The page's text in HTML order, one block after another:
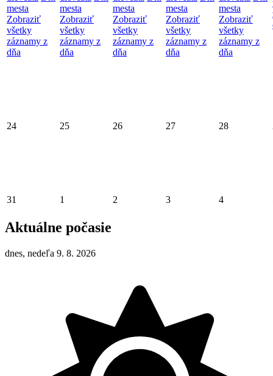
mesta
Zobraziť
všetky
záznamy z
dňa
mesta
Zobraziť
všetky
záznamy z
dňa
mesta
Zobraziť
všetky
záznamy z
dňa
mesta
Zobraziť
všetky
záznamy z
dňa
mesta
Zobraziť
všetky
záznamy z
dňa
24 25 26 27 28
31 1 2 3 4
Aktuálne počasie
dnes, nedeľa 9. 8. 2026